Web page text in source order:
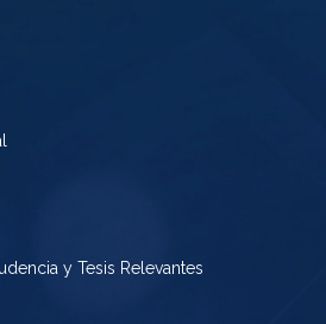
y Tesis Relevantes